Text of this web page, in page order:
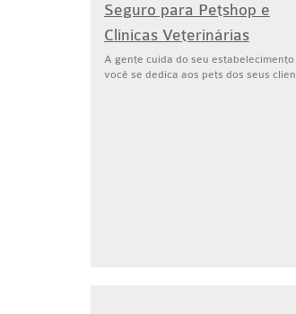
Seguro para Petshop e
Clínicas Veterinárias
A gente cuida do seu estabelecimento
você se dedica aos pets dos seus